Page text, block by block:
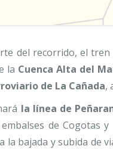
del recorrido, el tren
la Cuenca Alta del
de La Cañada,
la línea de
de Cogotas
la bajada y subida de